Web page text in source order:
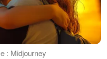
: Midjourney